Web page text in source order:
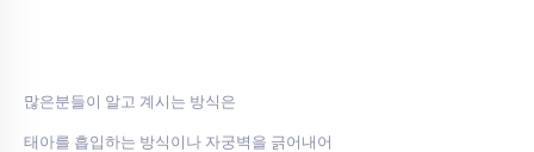
많은분들이 알고 계시는 방식은
태아를 흡입하는 방식이나 자궁벽을 긁어내어